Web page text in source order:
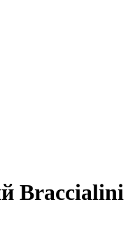
Braccialini